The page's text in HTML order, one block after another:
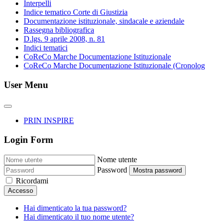
Interpelli
Indice tematico Corte di Giustizia
Documentazione istituzionale, sindacale e aziendale
Rassegna bibliografica
D.lgs. 9 aprile 2008, n. 81
Indici tematici
CoReCo Marche Documentazione Istituzionale
CoReCo Marche Documentazione Istituzionale
User Menu
PRIN INSPIRE
Login Form
Nome utente
Password
Mostra password
Ricordami
Accesso
Hai dimenticato la tua password?
Hai dimenticato il tuo nome utente?